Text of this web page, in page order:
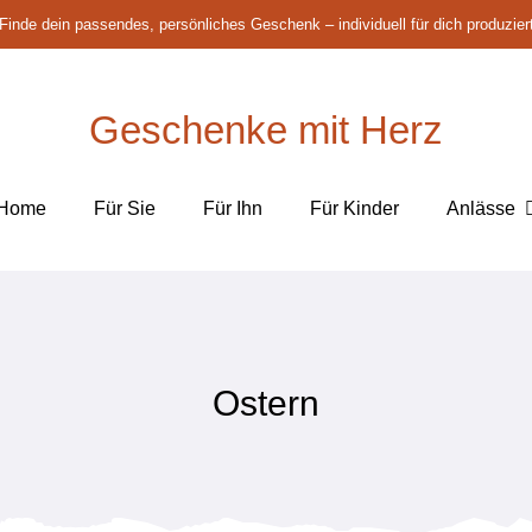
Finde dein passendes, persönliches Geschenk – individuell für dich
Geschenke mit Herz
Für Sie Für Ihn Für Kinder Anlässe
Ostern